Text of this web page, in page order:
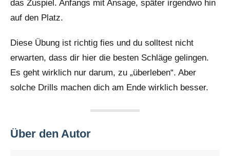
das Zuspiel. Anfangs mit Ansage, später irgendwo hin
auf den Platz.
Diese Übung ist richtig fies und du solltest nicht
erwarten, dass dir hier die besten Schläge gelingen.
Es geht wirklich nur darum, zu „überleben“. Aber
solche Drills machen dich am Ende wirklich besser.
Über den Autor